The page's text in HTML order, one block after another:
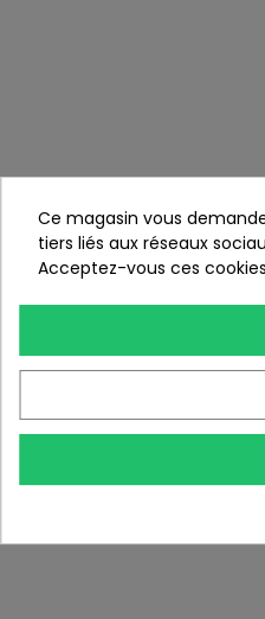
Ce magasin vous
tiers liés aux réseaux
Acceptez-vous ces